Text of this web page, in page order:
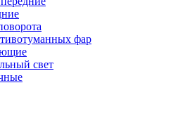
фар
свет